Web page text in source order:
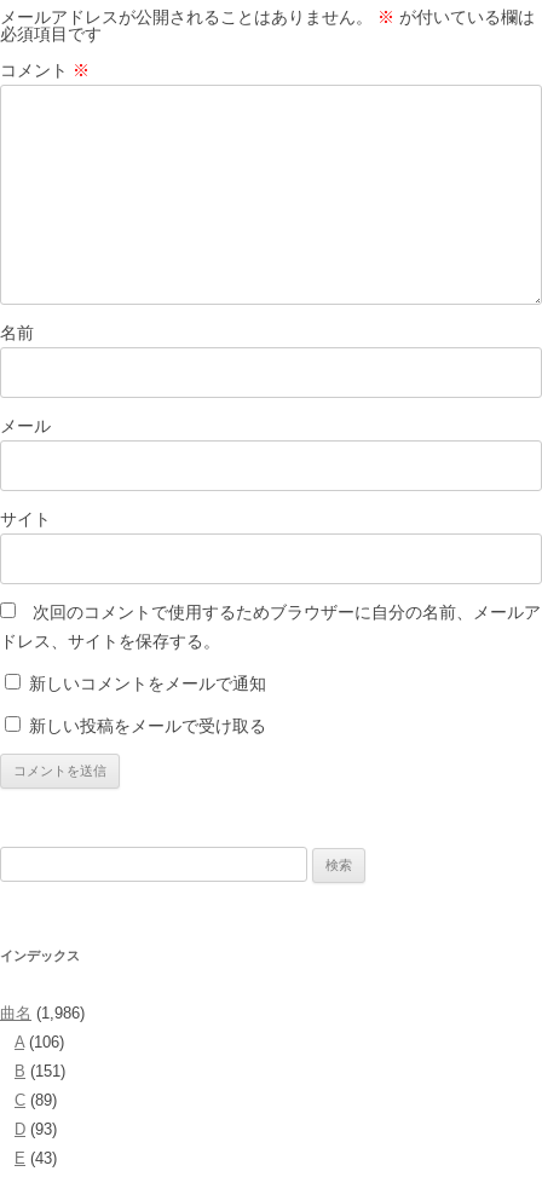
メールアドレスが公開されることはありません。 ※ が付いている欄は
必須項目です
コメント ※
名前
メール
サイト
次回のコメントで使用するためブラウザーに自分の名前、メールア
ドレス、サイトを保存する。
新しいコメントをメールで通知
新しい投稿をメールで受け取る
インデックス
曲名 (1,986)
A(106)
B (151)
C (89)
D (93)
E (43)